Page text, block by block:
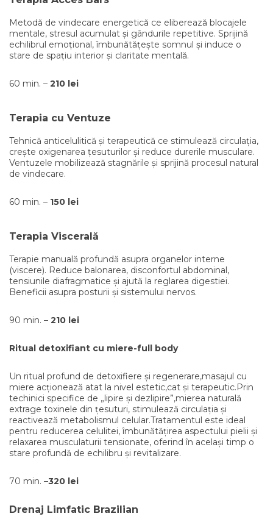
Metodă de vindecare energetică ce eliberează blocajele
mentale, stresul acumulat și gândurile repetitive. Sprijină
echilibrul emoțional, îmbunătățește somnul și induce o
stare de spațiu interior și claritate mentală.
60 min. – 210 lei
Terapia cu Ventuze
Tehnică anticelulitică și terapeutică ce stimulează circulația,
crește oxigenarea țesuturilor și reduce durerile musculare.
Ventuzele mobilizează stagnările și sprijină procesul natural
de vindecare.
60 min. – 150 lei
Terapia Viscerală
Terapie manuală profundă asupra organelor interne
(viscere). Reduce balonarea, disconfortul abdominal,
tensiunile diafragmatice și ajută la reglarea digestiei.
Beneficii asupra posturii și sistemului nervos.
90 min. – 210 lei
Ritual detoxifiant cu miere-full body
Un ritual profund de detoxifiere și regenerare,masajul cu
miere acționează atat la nivel estetic,cat și terapeutic.Prin
techinici specifice de „lipire și dezlipire”,mierea naturală
extrage toxinele din țesuturi, stimulează circulația și
reactivează metabolismul celular.Tratamentul este ideal
pentru reducerea celulitei, îmbunătățirea aspectului pielii și
relaxarea musculaturii tensionate, oferind în același timp o
stare profundă de echilibru și revitalizare.
70 min. –320 lei
Drenaj Limfatic Brazilian